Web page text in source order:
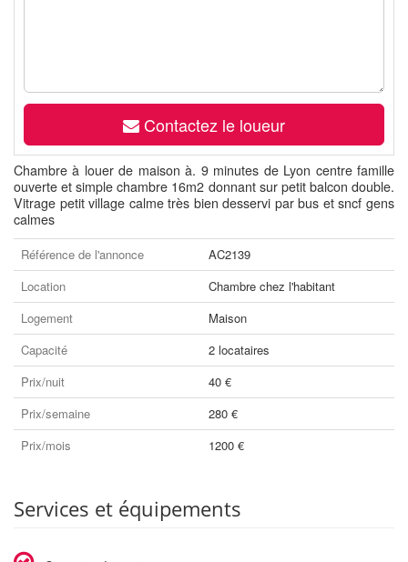
Contactez le loueur
Chambre à louer de maison à. 9 minutes de Lyon centre famille
ouverte et simple chambre 16m2 donnant sur petit balcon double.
Vitrage petit village calme très bien desservi par bus et sncf gens
calmes
Référence de l'annonce
AC2139
Location
Chambre chez l'habitant
Logement
Maison
Capacité
2 locataires
Prix/nuit
40 €
Prix/semaine
280 €
Prix/mois
1200 €
Services et équipements